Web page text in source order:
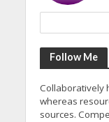
Follow Me
Collaboratively
whereas
sources.